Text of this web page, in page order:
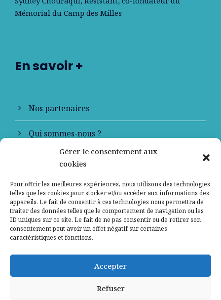
Gérer le consentement aux
cookies
Pour offrir les meilleures expériences, nous utilisons des technologies
telles que les cookies pour stocker et/ou accéder aux informations des
appareils. Le fait de consentir à ces technologies nous permettra de
traiter des données telles que le comportement de navigation ou les
ID uniques sur ce site. Le fait de ne pas consentir ou de retirer son
consentement peut avoir un effet négatif sur certaines
caractéristiques et fonctions.
Accepter
Refuser
Mémorial du Camp des Milles
En savoir +
Nos partenaires
Qui sommes-nous ?
Contactez-nous
Mentions légales
Politique de confidentialité